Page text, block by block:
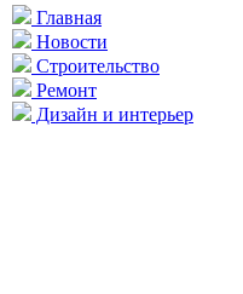
Главная
Новости
Строительство
Ремонт
Дизайн и интерьер